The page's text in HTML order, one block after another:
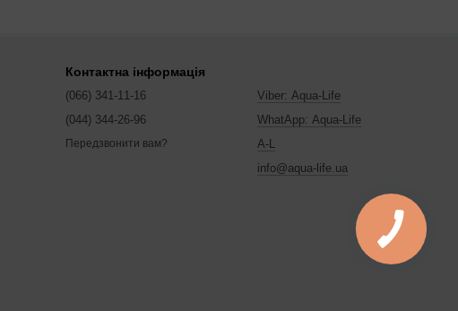
Контактна інформація
(066) 341-11-16
(044) 344-26-96
Передзвонити вам?
Viber: Aqua-Life
WhatApp: Aqua-Life
A-L
info@aqua-life.ua